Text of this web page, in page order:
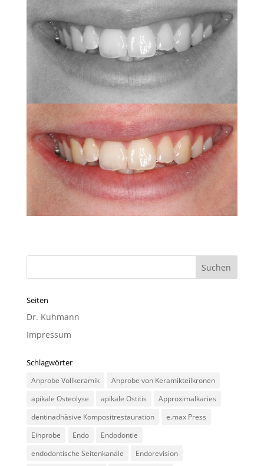
Seiten
Dr. Kuhmann
Impressum
Schlagwörter
Anprobe Vollkeramik
Anprobe von Keramikteilkronen
apikale Osteolyse
apikale Ostitis
Approximalkaries
dentinadhäsive Kompositrestauration
e.max Press
Einprobe
Endo
Endodontie
endodontische Seitenkanäle
Endorevision